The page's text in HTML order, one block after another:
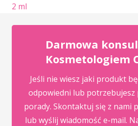
2 ml
Darmowa
Kosmetologiem
Jeśli nie wiesz jaki produkt
odpowiedni lub
porady. Skontaktuj się z nami
lub wyślij wiadomość e-mail.